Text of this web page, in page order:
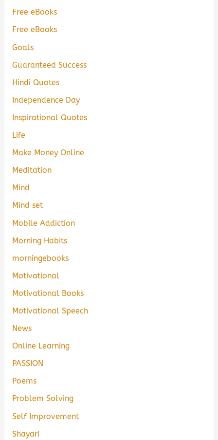
Free eBooks
Free eBooks
Goals
Guaranteed Success
Hindi Quotes
Independence Day
Inspirational Quotes
Life
Make Money Online
Meditation
Mind
Mind set
Mobile Addiction
Morning Habits
morningebooks
Motivational
Motivational Books
Motivational Speech
News
Online Learning
PASSION
Poems
Problem Solving
Self Improvement
Shayari